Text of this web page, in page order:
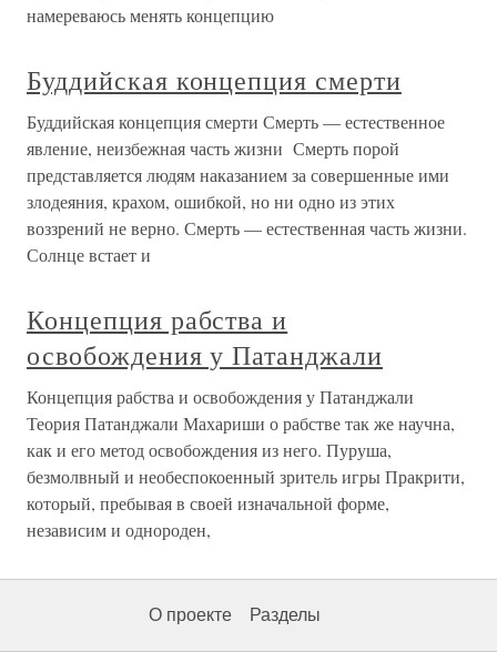
намереваюсь менять концепцию
Буддийская концепция смерти
Буддийская концепция смерти Смерть — естественное
явление, неизбежная часть жизни Смерть порой
представляется людям наказанием за совершенные ими
злодеяния, крахом, ошибкой, но ни одно из этих
воззрений не верно. Смерть — естественная часть жизни.
Солнце встает и
Концепция рабства и
освобождения у Патанджали
Концепция рабства и освобождения у Патанджали
Теория Патанджали Махариши о рабстве так же научна,
как и его метод освобождения из него. Пуруша,
безмолвный и необеспокоенный зритель игры Пракрити,
который, пребывая в своей изначальной форме,
независим и однороден,
О проекте Разделы